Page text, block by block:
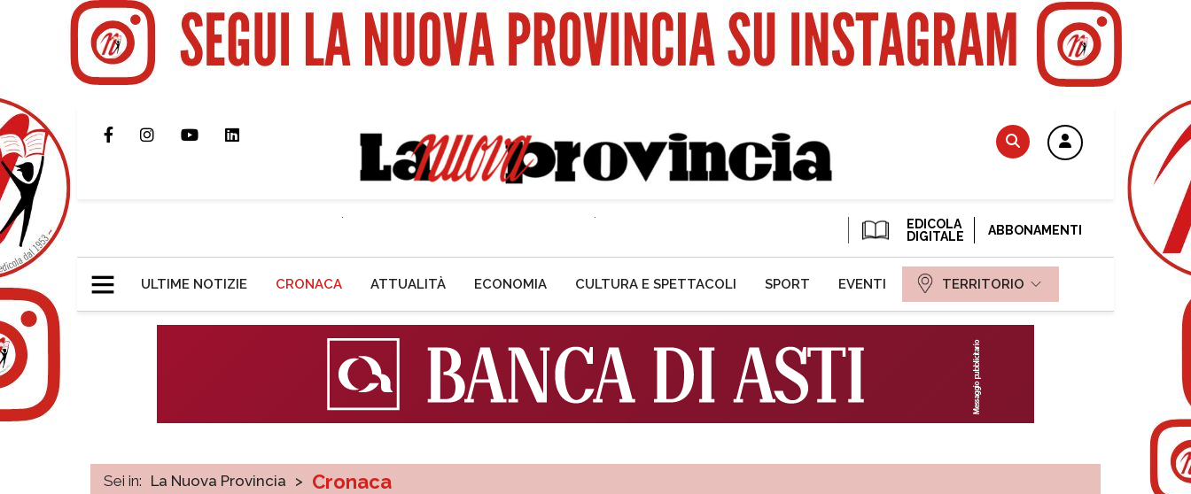
EDICOLA
DIGITALE
ABBONAMENTI
ULTIME NOTIZIE CRONACA ATTUALITÀ ECONOMIA CULTURA E SPETTACOLI SPORT EVENTI TERRITORIO
Sei in: La Nuova Provincia > Cronaca